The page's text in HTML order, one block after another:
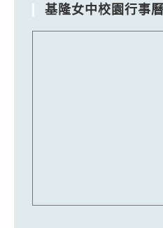
基隆女中校園行事曆